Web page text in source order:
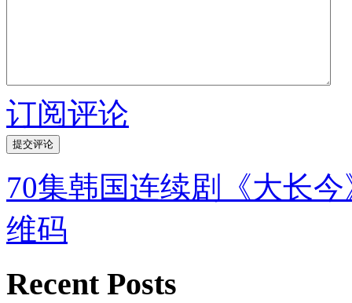
订阅评论
70集韩国连续剧《大长
维码
Recent Posts